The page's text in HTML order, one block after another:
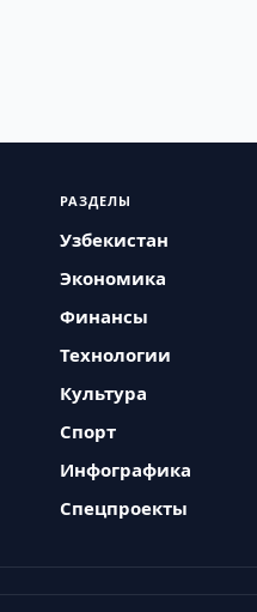
РАЗДЕЛЫ
Узбекистан
Экономика
Финансы
Технологии
Культура
Спорт
Инфографика
Спецпроекты